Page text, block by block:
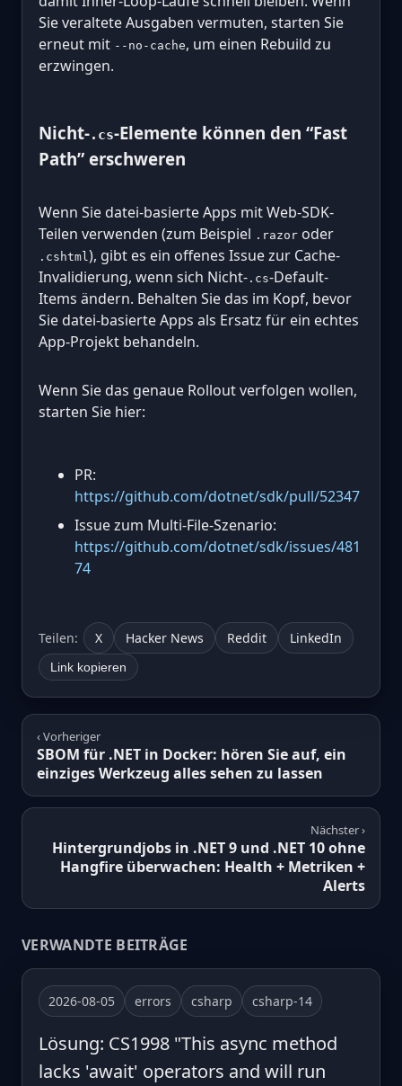
Sie veraltete Ausgaben vermuten, starten Sie
erneut mit --no-cache, um einen Rebuild zu
erzwingen.
Nicht-.cs-Elemente können den “Fast
Path” erschweren
Wenn Sie datei-basierte Apps mit Web-SDK-
Teilen verwenden (zum Beispiel .razor oder
.cshtml), gibt es ein offenes Issue zur Cache-
Invalidierung, wenn sich Nicht- .cs-Default-
Items ändern. Behalten Sie das im Kopf, bevor
Sie datei-basierte Apps als Ersatz für ein echtes
App-Projekt behandeln.
Wenn Sie das genaue Rollout verfolgen wollen,
starten Sie hier:
PR:
https://github.com/dotnet/sdk/pull/52347
Issue zum Multi-File-Szenario:
https://github.com/dotnet/sdk/issues/481
74
Teilen: X Hacker News Reddit LinkedIn
Link kopieren
‹ Vorheriger
SBOM für .NET in Docker: hören Sie auf, ein
einziges Werkzeug alles sehen zu lassen
Nächster ›
Hintergrundjobs in .NET 9 und .NET 10 ohne
Hangfire überwachen: Health + Metriken +
Alerts
VERWANDTE BEITRÄGE
2026-08-05 errors csharp csharp-14
Lösung: CS1998 "This async method
lacks 'await' operators and will run